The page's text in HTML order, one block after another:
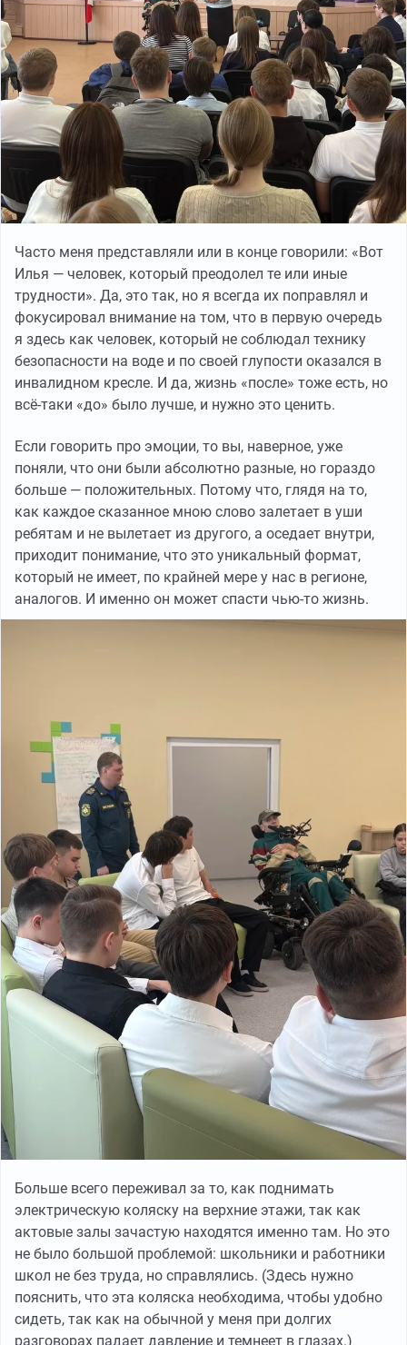
Часто меня представляли или в конце говорили: «Вот
Илья — человек, который преодолел те или иные
трудности». Да, это так, но я всегда их поправлял и
фокусировал внимание на том, что в первую очередь
я здесь как человек, который не соблюдал технику
безопасности на воде и по своей глупости оказался в
инвалидном кресле. И да, жизнь «после» тоже есть, но
всё-таки «до» было лучше, и нужно это ценить.
Если говорить про эмоции, то вы, наверное, уже
поняли, что они были абсолютно разные, но гораздо
больше — положительных. Потому что, глядя на то,
как каждое сказанное мною слово залетает в уши
ребятам и не вылетает из другого, а оседает внутри,
приходит понимание, что это уникальный формат,
который не имеет, по крайней мере у нас в регионе,
аналогов. И именно он может спасти чью-то жизнь.
Больше всего переживал за то, как поднимать
электрическую коляску на верхние этажи, так как
актовые залы зачастую находятся именно там. Но это
не было большой проблемой: школьники и работники
школ не без труда, но справлялись. (Здесь нужно
пояснить, что эта коляска необходима, чтобы удобно
сидеть, так как на обычной у меня при долгих
разговорах падает давление и темнеет в глазах.)